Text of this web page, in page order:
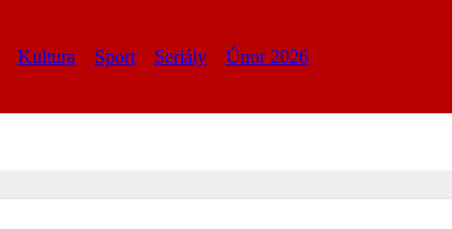
Kultura Sport Seriály Únor 2026